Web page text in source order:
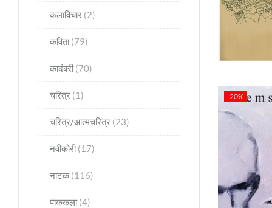
कलाविचार (2)
कविता(79)
कादंबरी(70)
चरित्र (1)
चरित्र/आत्मचरित्र (23)
नवीकोरी(17)
नाटक(116)
पाककला(4)
-20%